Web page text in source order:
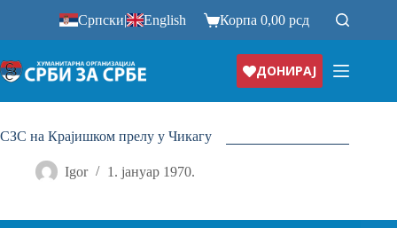
Српски| English Корпа0,00рсд
ДОНИРАЈ
СЗС на Крајишком прелу у Чикагу
Igor 1. јануар 1970.